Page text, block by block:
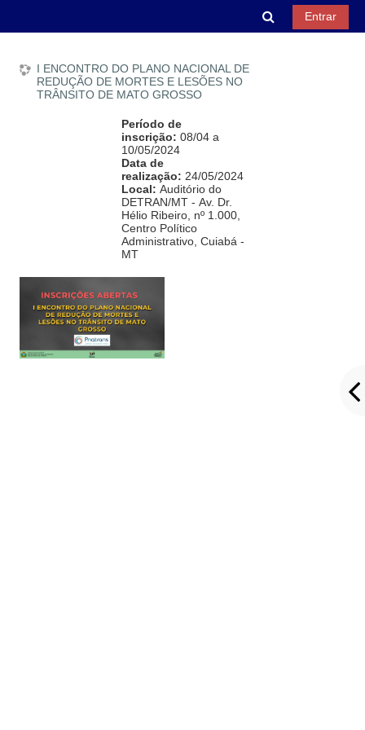
Alternar
Entrar
I ENCONTRO DO PLANO NACIONAL DE
REDUÇÃO DE MORTES E LESÕES NO
TRÂNSITO DE MATO GROSSO
Período de
inscrição:08/04 a
10/05/2024
Data de
realização: 24/05/2024
Local:Auditório do
DETRAN/MT - Av. Dr.
Hélio Ribeiro, nº 1.000,
Centro Político
Administrativo, Cuiabá -
MT